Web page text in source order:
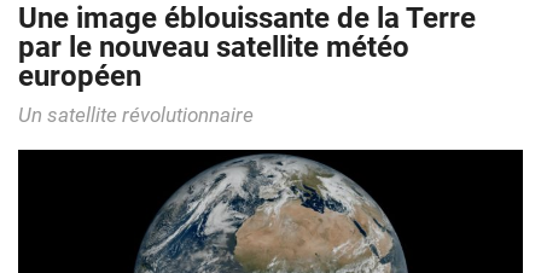
Une image éblouissante de la Terre
par le nouveau satellite météo
européen
Un satellite révolutionnaire